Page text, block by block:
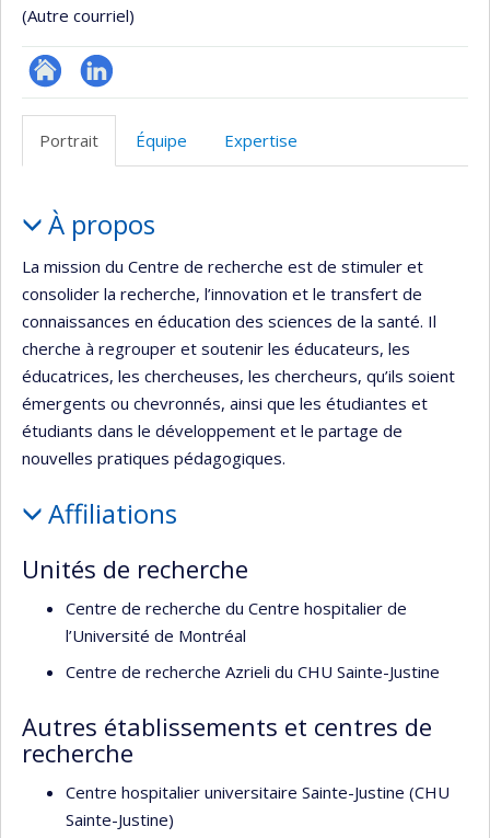
(Autre courriel)
Site
recherche
LinkedIn
Portrait
Équipe Expertise
Portrait
À propos
La mission du Centre de recherche est de stimuler et
consolider la recherche, l’innovation et le transfert de
connaissances en éducation des sciences de la santé. Il
cherche à regrouper et soutenir les éducateurs, les
éducatrices, les chercheuses, les chercheurs, qu’ils soient
émergents ou chevronnés, ainsi que les étudiantes et
étudiants dans le développement et le partage de
nouvelles pratiques pédagogiques.
Affiliations
Unités de recherche
Centre de recherche du Centre hospitalier de
l’Université de Montréal
Centre de recherche Azrieli du CHU Sainte-Justine
Autres établissements et centres de
recherche
Centre hospitalier universitaire Sainte-Justine (CHU
Sainte-Justine)